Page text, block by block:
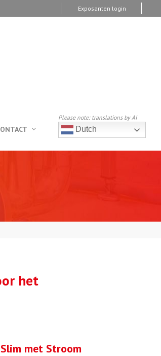
Exposanten login
Dutch
Please note: translations by AI
het
met Stroom